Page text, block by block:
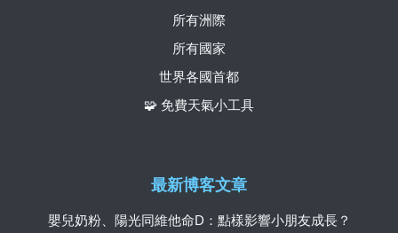
所有洲際
所有國家
世界各國首都
🧩 免費天氣小工具
最新博客文章
嬰兒奶粉、陽光同維他命D：點樣影響小朋友成長？